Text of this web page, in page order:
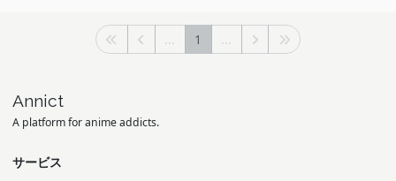
... 1 ...
Annict
A platform for anime addicts.
サービス